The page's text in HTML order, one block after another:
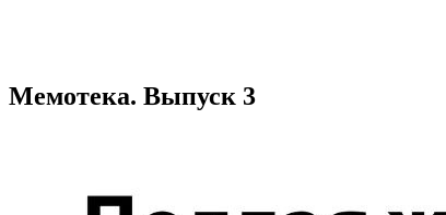
Мемотека. Выпуск 3